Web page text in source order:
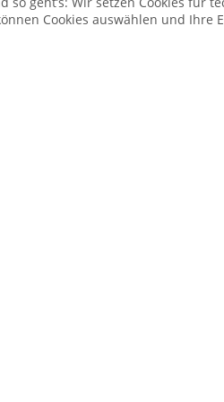
Inhalt: 1 Stück
Cookies auswählen und Ihre